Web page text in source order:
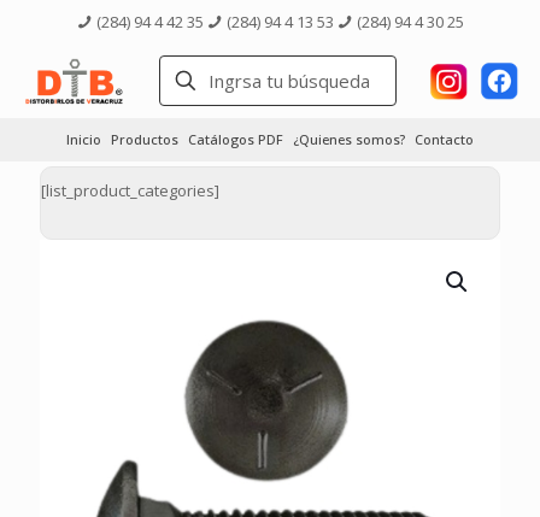
(284) 94 4 42 35 (284) 94 4 13 53 (284) 94 4 30 25
Inicio Productos Catálogos PDF ¿Quienes somos? Contacto
[list_product_categories]